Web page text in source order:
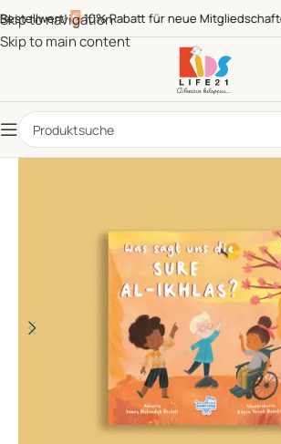
Skip to navigation
Skip to main content
10% Rabatt für neue Mitgliedschaften